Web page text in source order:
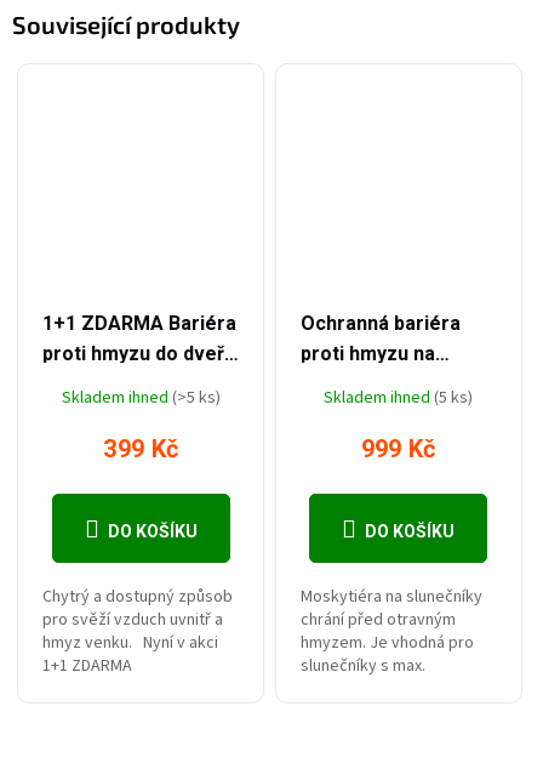
Související produkty
1+1 ZDARMA Bariéra
proti hmyzu do dveří
Skladem ihned (>5 ks)
399 Kč
DO KOŠÍKU
Chytrý a dostupný způsob
pro svěží vzduch uvnitř a
hmyz venku. Nyní v akci
1+1 ZDARMA
Ochranná bariéra
proti hmyzu na
Skladem ihned(5 ks)
999 Kč
DO KOŠÍKU
Moskytiéra na slunečníky
chrání před otravným
hmyzem. Je vhodná pro
slunečníky s max.